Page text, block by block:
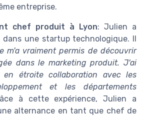
entreprise.
chef produit à Lyon: Julien a
une startup technologique. Il
m'a vraiment permis de découvrir
dans le marketing produit. J'ai
étroite collaboration avec les
et les départements
à cette expérience, Julien a
alternance en tant que chef de